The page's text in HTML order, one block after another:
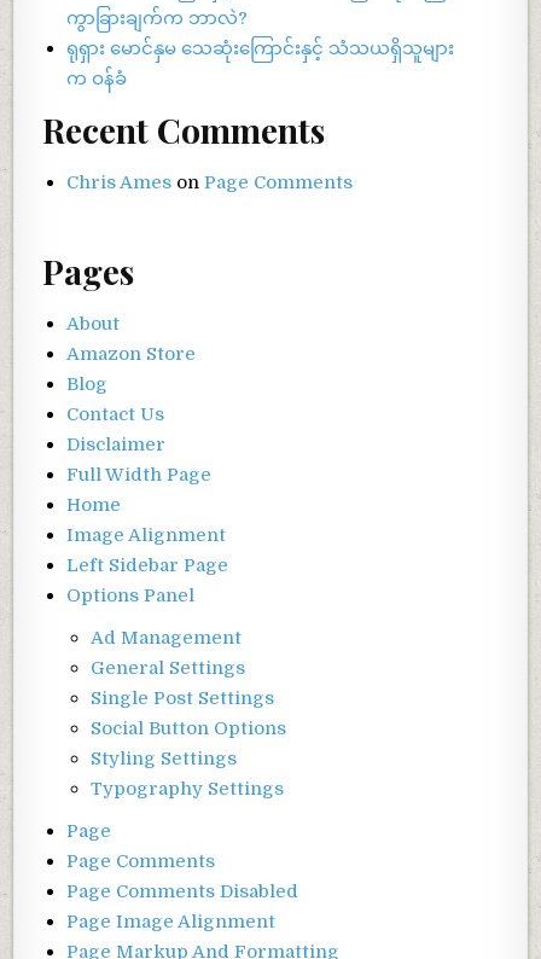
ကွာခြားချက်က ဘာလဲ?
ရုရှား မောင်နှမ သေဆုံးကြောင်းနှင့် သံသယရှိသူများ
က ဝန်ခံ
Recent Comments
Chris Ames onPage Comments
Pages
About
Amazon Store
Blog
Contact Us
Disclaimer
Full Width Page
Home
Image Alignment
Left Sidebar Page
Options Panel
Ad Management
General Settings
Single Post Settings
Social Button Options
Styling Settings
Typography Settings
Page
Page Comments
Page Comments Disabled
Page Image Alignment
Page Markup And Formatting